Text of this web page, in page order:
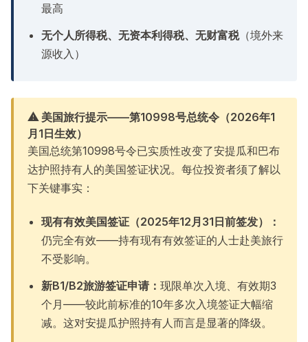
最高
无个人所得税、无资本利得税、无财富税（境外来
源收入）
⚠ 美国旅行提示——第10998号总统令（2026年1
月1日生效）
美国总统第10998号令已实质性改变了安提瓜和巴布
达护照持有人的美国签证状况。每位投资者须了解以
下关键事实：
现有有效美国签证（2025年12月31日前签发）：
仍完全有效——持有现有有效签证的人士赴美旅行
不受影响。
新B1/B2旅游签证申请： 现限单次入境、有效期3
个月——较此前标准的10年多次入境签证大幅缩
减。这对安提瓜护照持有人而言是显著的降级。